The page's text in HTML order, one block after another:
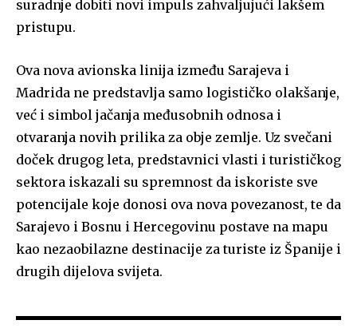
suradnje dobiti novi impuls zahvaljujući lakšem
pristupu.
Ova nova avionska linija između Sarajeva i
Madrida ne predstavlja samo logističko olakšanje,
već i simbol jačanja međusobnih odnosa i
otvaranja novih prilika za obje zemlje. Uz svečani
doček drugog leta, predstavnici vlasti i turističkog
sektora iskazali su spremnost da iskoriste sve
potencijale koje donosi ova nova povezanost, te da
Sarajevo i Bosnu i Hercegovinu postave na mapu
kao nezaobilazne destinacije za turiste iz Španije i
drugih dijelova svijeta.